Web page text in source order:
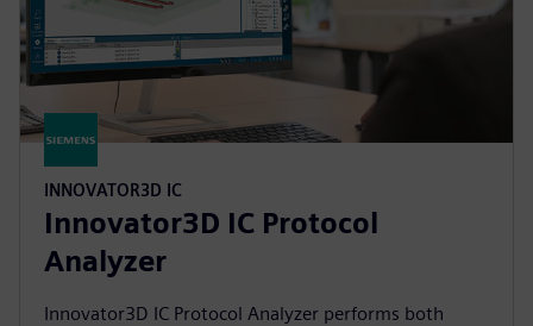
INNOVATOR3D IC
Innovator3D IC Protocol
Analyzer
Innovator3D IC Protocol Analyzer performs both